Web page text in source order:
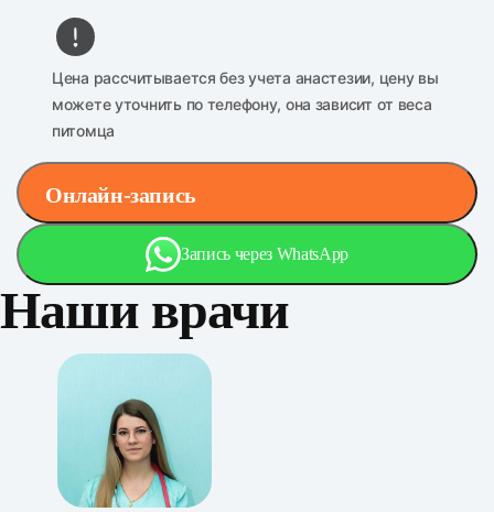
Цена рассчитывается без учета анастезии, цену вы
можете уточнить по телефону, она зависит от веса
питомца
Онлайн-запись
Запись через WhatsApp
Наши врачи